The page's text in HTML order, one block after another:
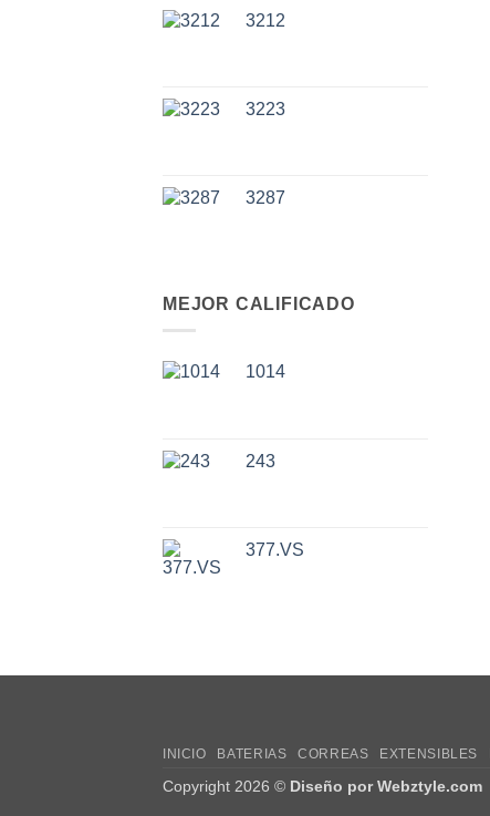
3212
3223
3287
MEJOR CALIFICADO
1014
243
377.VS
INICIO BATERIAS CORREAS EXTENSIBLES
Copyright 2026 © Diseño por Webztyle.com